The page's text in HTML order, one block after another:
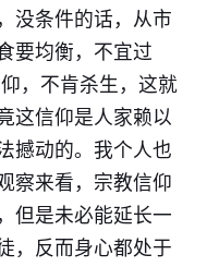
没条件的话，从市
要均衡，不宜过
，不肯杀生，这就
这信仰是人家赖以
撼动的。我个人也
察来看，宗教信仰
但是未必能延长一
，反而身心都处于